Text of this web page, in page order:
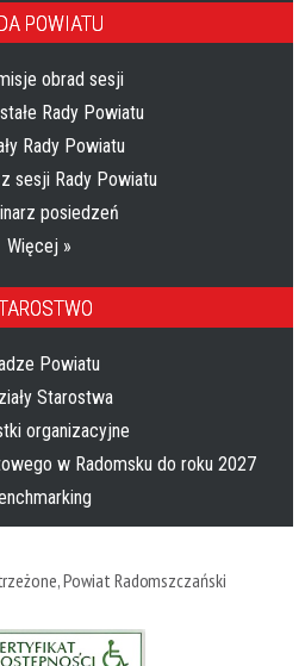
POWIATU
obrad sesji
Rady Powiatu
Rady Powiatu
sesji Rady Powiatu
posiedzeń
Więcej »
Powiatu
Starostwa
organizacyjne
w Radomsku do roku 2027
Powiat Radomszczański